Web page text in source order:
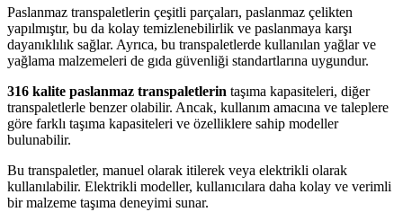
Paslanmaz transpaletlerin çeşitli parçaları, paslanmaz çelikten
yapılmıştır, bu da kolay temizlenebilirlik ve paslanmaya karşı
dayanıklılık sağlar. Ayrıca, bu transpaletlerde kullanılan yağlar ve
yağlama malzemeleri de gıda güvenliği standartlarına uygundur.
316 kalite paslanmaz transpaletlerin taşıma kapasiteleri, diğer
transpaletlerle benzer olabilir. Ancak, kullanım amacına ve taleplere
göre farklı taşıma kapasiteleri ve özelliklere sahip modeller
bulunabilir.
Bu transpaletler, manuel olarak itilerek veya elektrikli olarak
kullanılabilir. Elektrikli modeller, kullanıcılara daha kolay ve verimli
bir malzeme taşıma deneyimi sunar.